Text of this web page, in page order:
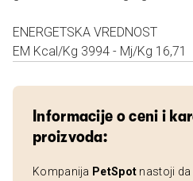
ENERGETSKA VREDNOST
EM Kcal/Kg 3994 - Mj/Kg 16,71
Informacije o ceni i
proizvoda:
Kompanija PetSpot nastoji